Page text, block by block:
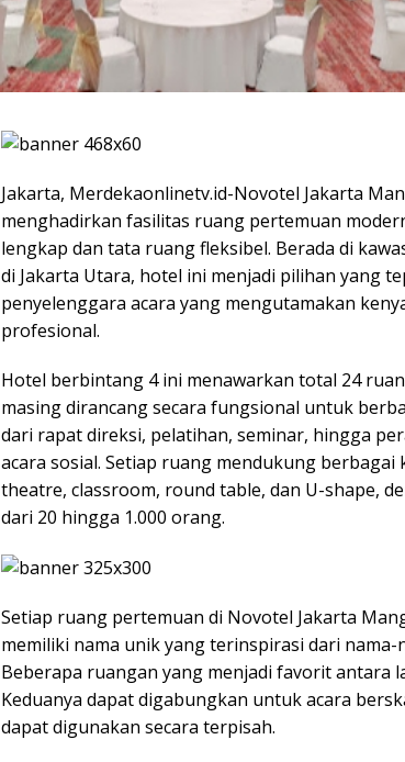
Jakarta, Merdekaonlinetv.id-Novotel Jakarta
menghadirkan fasilitas ruang pertemuan
lengkap dan tata ruang fleksibel. Berada di
di Jakarta Utara, hotel ini menjadi pilihan yang
penyelenggara acara yang mengutamakan
profesional.
Hotel berbintang 4 ini menawarkan total 24
masing dirancang secara fungsional untuk
dari rapat direksi, pelatihan, seminar, hingga
acara sosial. Setiap ruang mendukung
theatre, classroom, round table, dan U-shape,
dari 20 hingga 1.000 orang.
Setiap ruang pertemuan di Novotel Jakarta
memiliki nama unik yang terinspirasi dari nama-
Beberapa ruangan yang menjadi favorit antara
Keduanya dapat digabungkan untuk acara
dapat digunakan secara terpisah.